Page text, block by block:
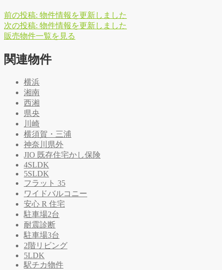
前の投稿: 物件情報を更新しました
次の投稿: 物件情報を更新しました
販売物件一覧を 見る
関連物件
横浜
湘南
西湘
県央
川崎
横須賀・三浦
神奈川県外
JIO 既存住宅かし保険
4SLDK
5SLDK
フラット 35
ワイドバルコニー
安心 R 住宅
駐車場2台
耐震診断
駐車場3台
2階リビング
5LDK
駅チカ物件